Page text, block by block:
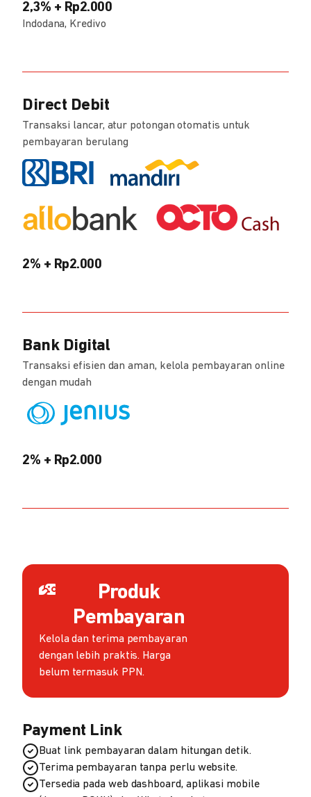
2,3% + Rp2.000
Indodana, Kredivo
Direct Debit
Transaksi lancar, atur potongan otomatis untuk
pembayaran berulang
2% + Rp2.000
Bank Digital
Transaksi efisien dan aman, kelola pembayaran online
dengan mudah
2% + Rp2.000
Produk
Pembayaran
Kelola dan terima pembayaran
dengan lebih praktis. Harga
belum termasuk PPN.
Payment Link
Buat link pembayaran dalam hitungan detik.
Terima pembayaran tanpa perlu website.
Tersedia pada web dashboard, aplikasi mobile